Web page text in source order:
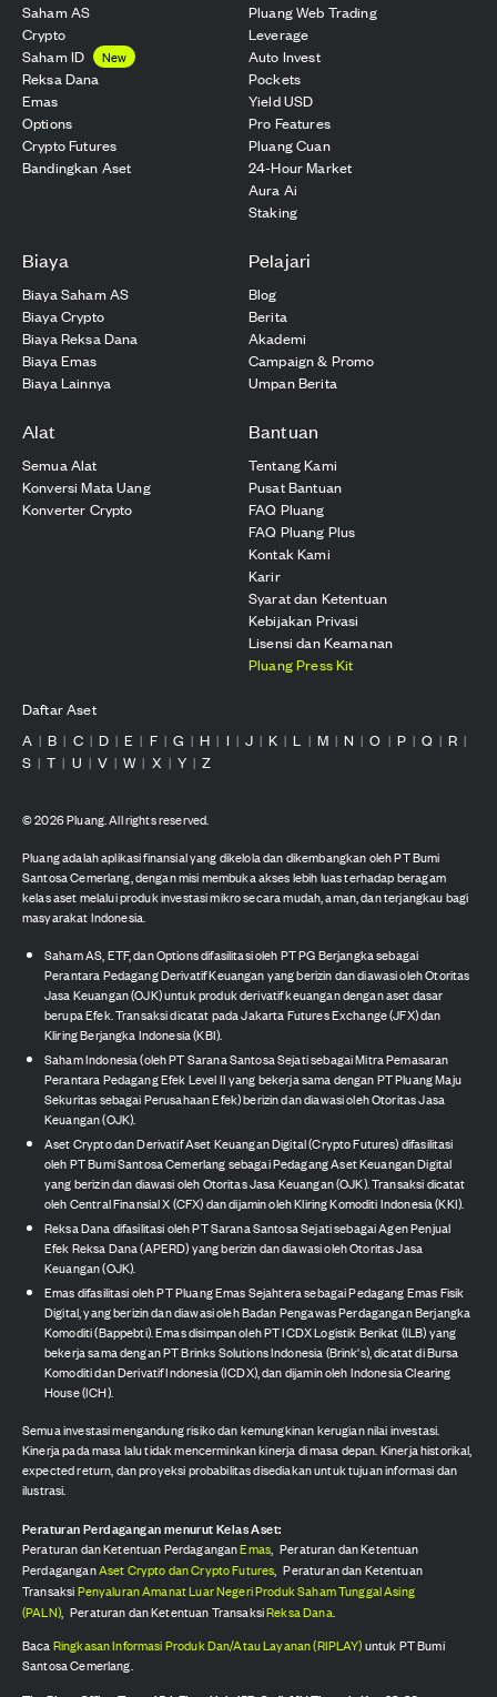
Saham AS
Crypto
Saham ID
New
Reksa Dana
Emas
Options
Crypto Futures
Bandingkan Aset
Pluang Web Trading
Leverage
Auto Invest
Pockets
Yield USD
Pro Features
Pluang Cuan
24-Hour Market
Aura Ai
Staking
Biaya
Biaya Saham AS
Biaya Crypto
Biaya Reksa Dana
Biaya Emas
Biaya Lainnya
Pelajari
Blog
Berita
Akademi
Campaign & Promo
Umpan Berita
Alat
Semua Alat
Konversi Mata Uang
Konverter Crypto
Bantuan
Tentang Kami
Pusat Bantuan
FAQ Pluang
FAQ Pluang Plus
Kontak Kami
Karir
Syarat dan Ketentuan
Kebijakan Privasi
Lisensi dan Keamanan
Pluang Press Kit
Daftar Aset
A | B | C | D | E | F | G | H | I | J | K | L | M | N | O | P | Q | R |
S | T | U | V | W | X | Y | Z
©2026Pluang. All rights reserved.
Pluang adalah aplikasi finansial yang dikelola dan dikembangkan oleh PT Bumi
Santosa Cemerlang, dengan misi membuka akses lebih luas terhadap beragam
kelas aset melalui produk investasi mikro secara mudah, aman, dan terjangkau bagi
masyarakat Indonesia.
Saham AS, ETF, dan Options difasilitasi oleh PT PG Berjangka sebagai
Perantara Pedagang Derivatif Keuangan yang berizin dan diawasi oleh Otoritas
Jasa Keuangan (OJK) untuk produk derivatif keuangan dengan aset dasar
berupa Efek. Transaksi dicatat pada Jakarta Futures Exchange (JFX) dan
Kliring Berjangka Indonesia (KBI).
Saham Indonesia (oleh PT Sarana Santosa Sejati sebagai Mitra Pemasaran
Perantara Pedagang Efek Level II yang bekerja sama dengan PT Pluang Maju
Sekuritas sebagai Perusahaan Efek) berizin dan diawasi oleh Otoritas Jasa
Keuangan (OJK).
Aset Crypto dan Derivatif Aset Keuangan Digital (Crypto Futures) difasilitasi
oleh PT Bumi Santosa Cemerlang sebagai Pedagang Aset Keuangan Digital
yang berizin dan diawasi oleh Otoritas Jasa Keuangan (OJK). Transaksi dicatat
oleh Central Finansial X (CFX) dan dijamin oleh Kliring Komoditi Indonesia (KKI).
Reksa Dana difasilitasi oleh PT Sarana Santosa Sejati sebagai Agen Penjual
Efek Reksa Dana (APERD) yang berizin dan diawasi oleh Otoritas Jasa
Keuangan (OJK).
Emas difasilitasi oleh PT Pluang Emas Sejahtera sebagai Pedagang Emas Fisik
Digital, yang berizin dan diawasi oleh Badan Pengawas Perdagangan Berjangka
Komoditi (Bappebti). Emas disimpan oleh PT ICDX Logistik Berikat (ILB) yang
bekerja sama dengan PT Brinks Solutions Indonesia (Brink's), dicatat di Bursa
Komoditi dan Derivatif Indonesia (ICDX), dan dijamin oleh Indonesia Clearing
House (ICH).
Semua investasi mengandung risiko dan kemungkinan kerugian nilai investasi.
Kinerja pada masa lalu tidak mencerminkan kinerja di masa depan. Kinerja historikal,
expected return, dan proyeksi probabilitas disediakan untuk tujuan informasi dan
ilustrasi.
Peraturan Perdagangan menurut Kelas Aset:
Peraturan dan Ketentuan PerdaganganEmas, Peraturan dan Ketentuan
PerdaganganAset Crypto dan Crypto Futures, Peraturan dan Ketentuan
TransaksiPenyaluran Amanat Luar Negeri Produk Saham Tunggal Asing
(PALN), Peraturan dan Ketentuan TransaksiReksa Dana.
BacaRingkasan Informasi Produk Dan/Atau Layanan (RIPLAY)untuk PT Bumi
Santosa Cemerlang.